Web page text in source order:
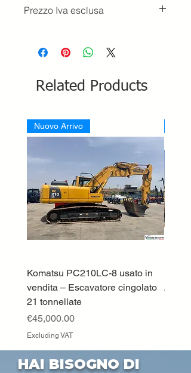
Prezzo Iva esclusa
Related Products
Nuovo Arrivo
Komatsu PC210LC-8 usato in
vendita – Escavatore cingolato
21 tonnellate
Price
€45,000.00
Excluding VAT
Price
HAI BISOGNO DI